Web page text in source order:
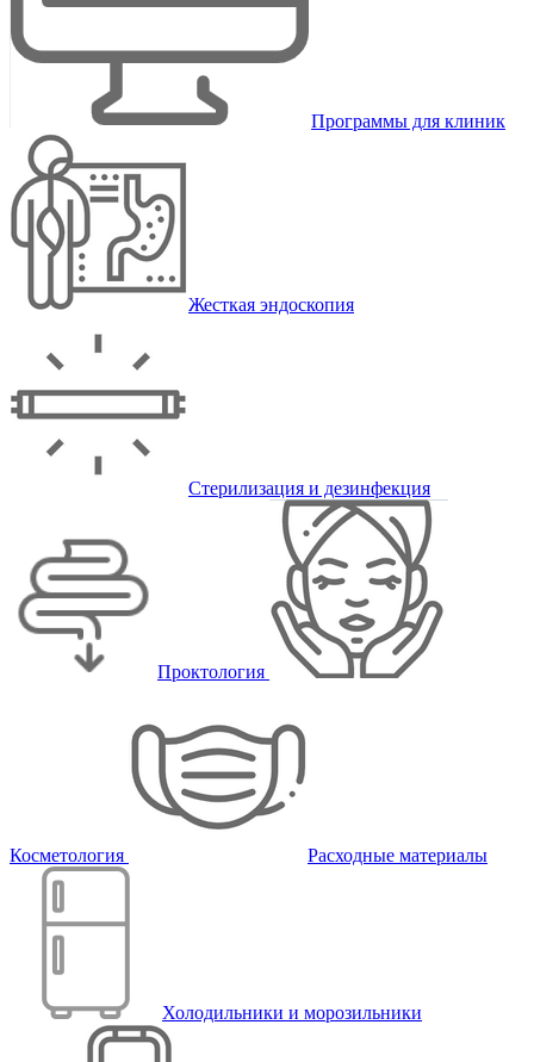
Программы для клиник
Жесткая эндоскопия
Стерилизация и дезинфекция
Проктология
Косметология Расходные материалы
Холодильники и морозильники